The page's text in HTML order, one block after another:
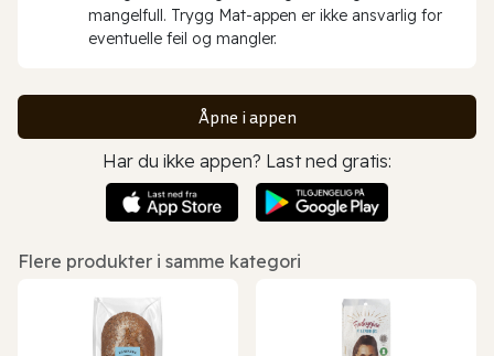
mangelfull. Trygg Mat-appen er ikke ansvarlig for
eventuelle feil og mangler.
Åpne i appen
Har du ikke appen? Last ned gratis:
Flere produkter i samme kategori